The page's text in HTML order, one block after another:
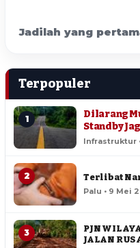
Jadilah yang
Terpopuler
1
Dilarang
Standby
Infrastruktur
2 Terlibat
Palu • 9 Mei
3
PJN
JALAN